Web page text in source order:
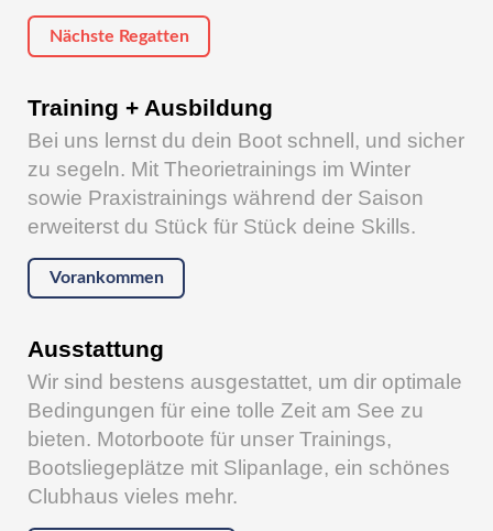
Nächste Regatten
Training + Ausbildung
Bei uns lernst du dein Boot schnell, und sicher
zu segeln. Mit Theorietrainings im Winter
sowie Praxistrainings während der Saison
erweiterst du Stück für Stück deine Skills.
Vorankommen
Ausstattung
Wir sind bestens ausgestattet, um dir optimale
Bedingungen für eine tolle Zeit am See zu
bieten. Motorboote für unser Trainings,
Bootsliegeplätze mit Slipanlage, ein schönes
Clubhaus vieles mehr.